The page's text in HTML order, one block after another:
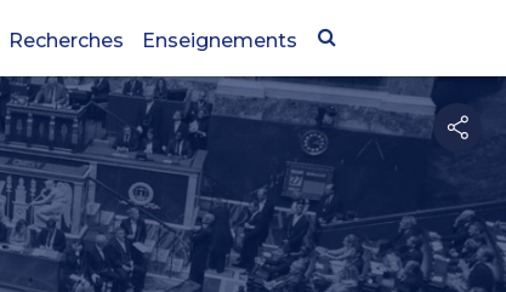
Recherches Enseignements